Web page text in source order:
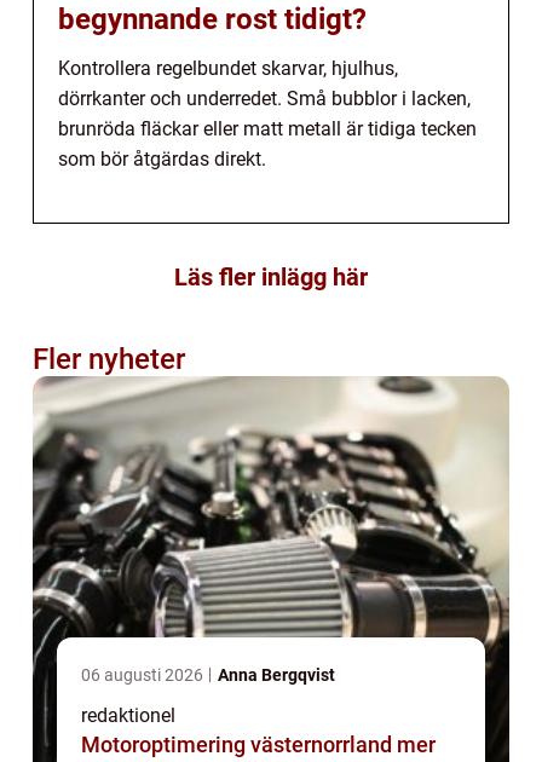
begynnande rost tidigt?
Kontrollera regelbundet skarvar, hjulhus,
dörrkanter och underredet. Små bubblor i lacken,
brunröda fläckar eller matt metall är tidiga tecken
som bör åtgärdas direkt.
Läs fler inlägg här
Fler nyheter
06 augusti 2026 Anna Bergqvist
redaktionel
Motoroptimering västernorrland mer